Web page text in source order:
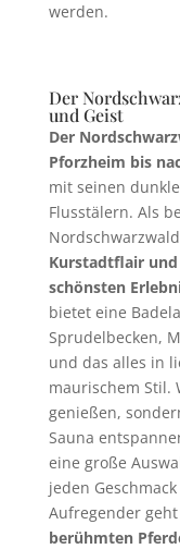
werden.
Der
und Geist
Der
Pforzheim bis
mit seinen
Flusstälern. Als
Kurstadtflair und
schönsten
bietet eine
Sprudelbecken,
und das alles in
maurischem Stil.
genießen,
Sauna
eine große
jeden
Aufregender
berühmten